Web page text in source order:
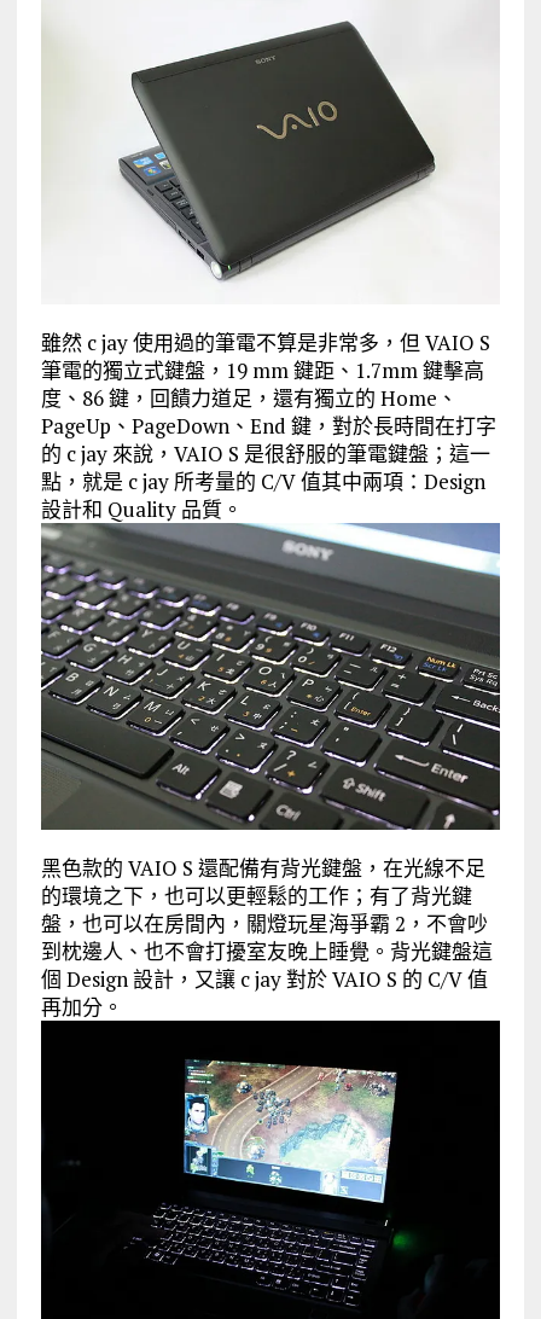
雖然 c jay 使用過的筆電不算是非常多，但 VAIO S
筆電的獨立式鍵盤，19 mm 鍵距、1.7mm 鍵擊高
度、86 鍵，回饋力道足，還有獨立的 Home、
PageUp、PageDown、End 鍵，對於長時間在打字
的 c jay 來說，VAIO S 是很舒服的筆電鍵盤；這一
點，就是 c jay 所考量的 C/V 值其中兩項：Design
設計和 Quality 品質。
黑色款的 VAIO S 還配備有背光鍵盤，在光線不足
的環境之下，也可以更輕鬆的工作；有了背光鍵
盤，也可以在房間內，關燈玩星海爭霸 2，不會吵
到枕邊人、也不會打擾室友晚上睡覺。背光鍵盤這
個 Design 設計，又讓 c jay 對於 VAIO S 的 C/V 值
再加分。